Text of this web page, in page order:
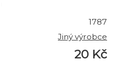
1787
Jiný výrobce
20 Kč